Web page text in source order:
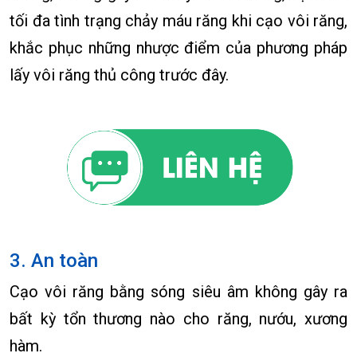
tối đa tình trạng chảy máu răng khi cạo vôi răng,
khắc phục những nhược điểm của phương pháp
lấy vôi răng thủ công trước đây.
3. An toàn
Cạo vôi răng bằng sóng siêu âm không gây ra
bất kỳ tổn thương nào cho răng, nướu, xương
hàm.